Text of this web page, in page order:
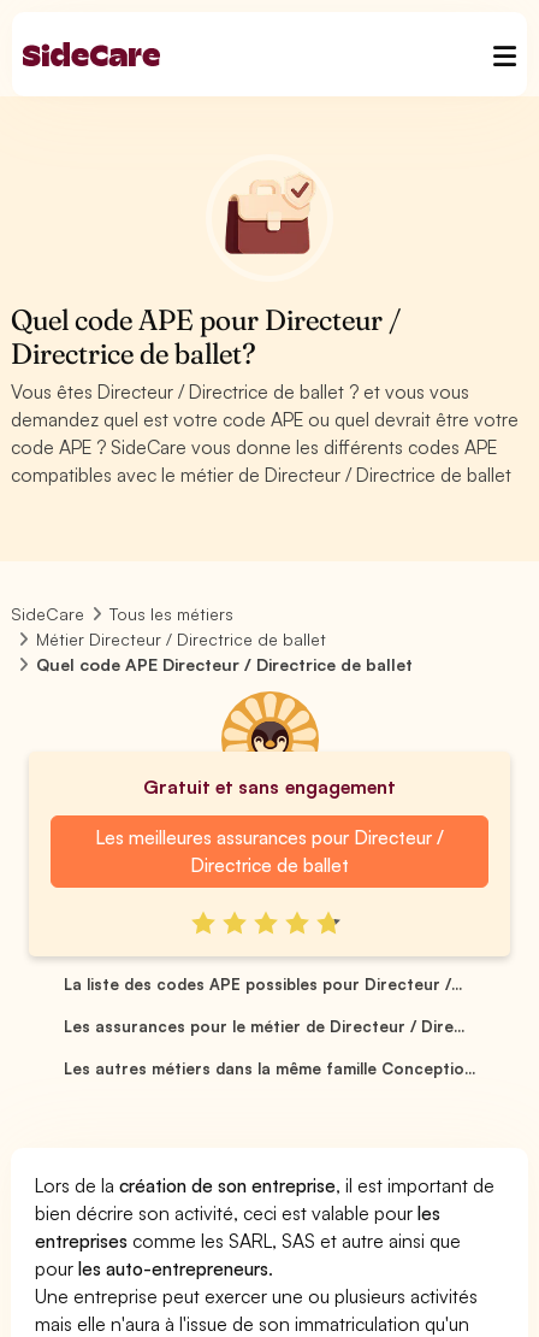
Quel code APE pour Directeur /
Directrice de ballet?
Vous êtes Directeur / Directrice de ballet ? et vous vous
demandez quel est votre code APE ou quel devrait être votre
code APE ? SideCare vous donne les différents codes APE
compatibles avec le métier de Directeur / Directrice de ballet
SideCare
Tous les métiers
Métier Directeur / Directrice de ballet
Quel code APE Directeur / Directrice de ballet
Gratuit et sans engagement
Les meilleures assurances pour Directeur /
Directrice de ballet
La liste des codes APE possibles pour Directeur /...
Les assurances pour le métier de Directeur / Dire...
Les autres métiers dans la même famille Conceptio...
Lors de lacréation de son entreprise, il est important de
bien décrire son activité, ceci est valable pourles
entreprises comme les SARL, SAS et autre ainsi que
pourles auto-entrepreneurs.
Une entreprise peut exercer une ou plusieurs activités
mais elle n'aura à l'issue de son immatriculation qu'un